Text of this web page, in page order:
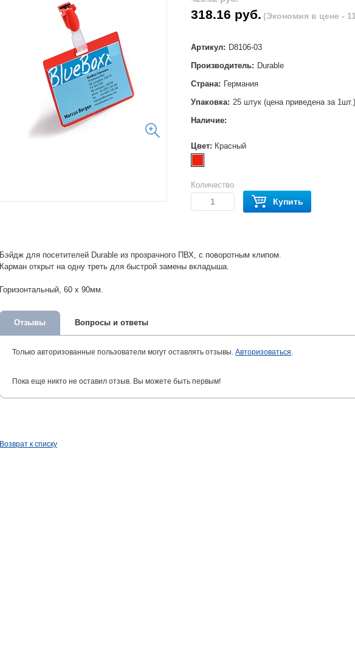
318.16 руб. (Экономия в цене -
Артикул: D8106-03
Производитель: Durable
Страна: Германия
Упаковка: 25 штук (цена приведена за 1шт.)
Наличие:
Цвет: Красный
Количество
Купить
Бэйдж для посетителей Durable из прозрачного ПВХ, с поворотным клипом.
Карман открыт на одну треть для быстрой замены вкладыша.
Горизонтальный, 60 x 90мм.
Отзывы Вопросы и ответы
Только авторизованные пользователи могут оставлять отзывы. Авторизоваться.
Пока еще никто не оставил отзыв. Вы можете быть первым!
Возврат к списку